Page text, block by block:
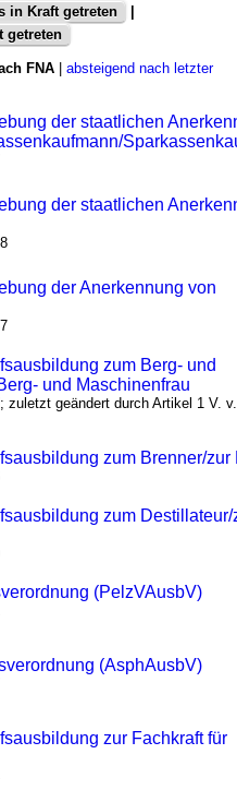
in Kraft getreten
|
getreten
FNA |absteigend nach letzter
der staatlichen
der staatlichen
der Anerkennung von
zum Berg- und
und Maschinenfrau
zuletzt geändert durch Artikel 1 V.
zum Brenner/zur
zum Destillateur/
(PelzVAusbV)
(AsphAusbV)
zur Fachkraft für